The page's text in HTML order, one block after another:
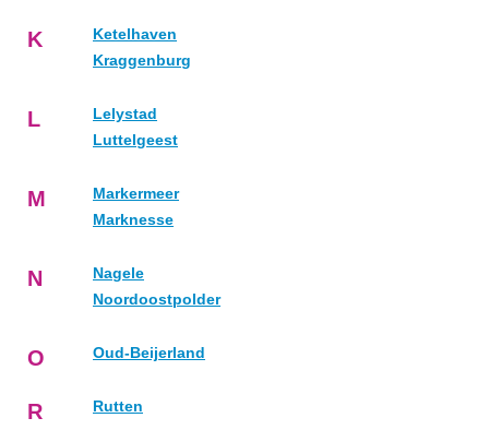
K
Ketelhaven
Kraggenburg
L
Lelystad
Luttelgeest
M
Markermeer
Marknesse
N
Nagele
Noordoostpolder
O Oud-Beijerland
R Rutten